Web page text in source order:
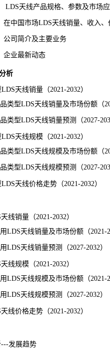
天线产品规格、参数及市场
市场LDS天线销量、收入、价
简介及主要业务
业最新动态
析
天线销量（2021-2032）
LDS天线销量及市场份额（
LDS天线销量预测（2027-
天线规模（2021-2032）
LDS天线规模及市场份额（
LDS天线规模预测（2027-
天线价格走势（2021-2032）
销量（2021-2032）
天线销量及市场份额（2021-
天线销量预测（2027-2032）
规模（2021-2032）
天线规模及市场份额（2021-
天线规模预测（2027-2032）
价格走势（2021-2032）
发展趋势